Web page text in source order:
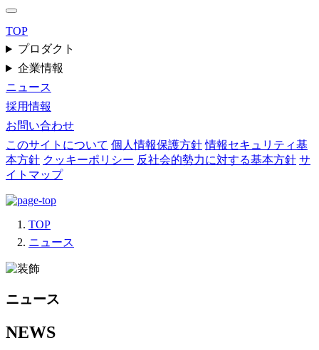
TOP
プロダクト
企業情報
ニュース
採用情報
お問い合わせ
このサイトについて 個人情報保護方針 情報セキュリティ基
本方針 クッキーポリシー 反社会的勢力に対する基本方針 サ
イトマップ
TOP
ニュース
ニュース
NEWS